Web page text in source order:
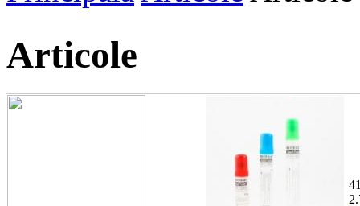
Articole